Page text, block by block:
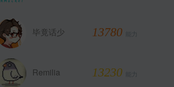
毕竟话少 13780 能力
Remilia 13230 能力